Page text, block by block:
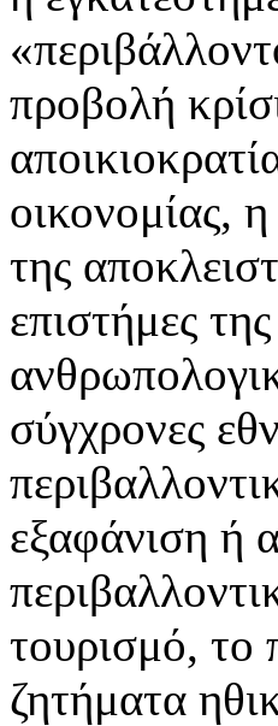
προβολή
οικονομίας,
της
επιστήμες
σύγχρονες
εξαφάνιση ή
τουρισμό, το
ζητήματα